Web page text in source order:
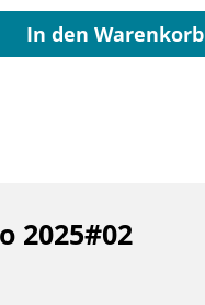
In den Warenkorb
2025#02